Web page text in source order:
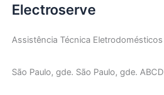
Electroserve
Assistência Técnica Eletrodomésticos
São Paulo, gde. São Paulo, gde. ABCD